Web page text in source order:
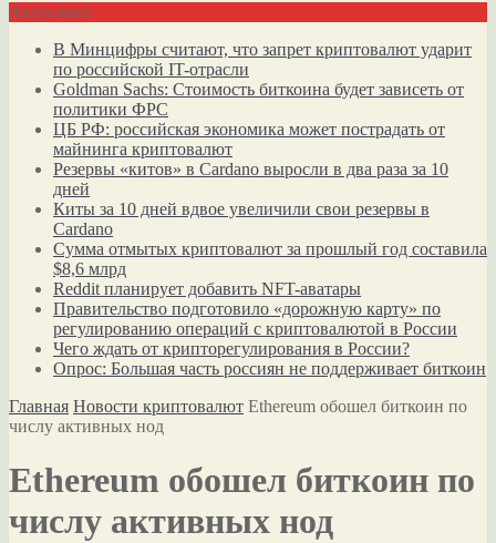
Актуально
В Минцифры считают, что запрет криптовалют ударит
по российской IT-отрасли
Goldman Sachs: Стоимость биткоина будет зависеть от
политики ФРС
ЦБ РФ: российская экономика может пострадать от
майнинга криптовалют
Резервы «китов» в Cardano выросли в два раза за 10
дней
Киты за 10 дней вдвое увеличили свои резервы в
Cardano
Сумма отмытых криптовалют за прошлый год составила
$8,6 млрд
Reddit планирует добавить NFT-аватары
Правительство подготовило «дорожную карту» по
регулированию операций с криптовалютой в России
Чего ждать от крипторегулирования в России?
Опрос: Большая часть россиян не поддерживает биткоин
Главная Новости криптовалют Ethereum обошел биткоин по
числу активных нод
Ethereum обошел биткоин по
числу активных нод